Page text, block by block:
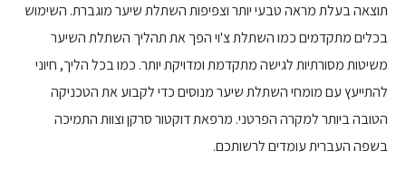
תוצאה בעלת מראה טבעי יותר וצפיפות השתלת שיער מוגברת. השימוש
בכלים מתקדמים כמו השתלת צ'וי הפך את תהליך השתלת השיער
משיטות מסורתיות לגישה מתקדמת ומדויקת יותר. כמו בכל הליך, חיוני
להתייעץ עם מומחי השתלת שיער מנוסים כדי לקבוע את הטכניקה
הטובה ביותר למקרה הפרטני. מרפאת דוקטור סרקן וצוות התמיכה
בשפה העברית עומדים לרשותכם.